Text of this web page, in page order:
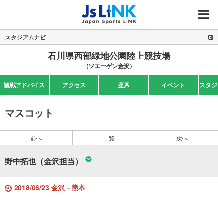
MENU
スタジアムナビ
石川県西部緑地公園陸上競技場
（ツエーゲン金沢）
観戦アドバイス アクセス 座席 イベント スタ
マスコット
前へ 一覧 次へ
野中拓也（金沢担当）
2018/06/23 金沢－熊本